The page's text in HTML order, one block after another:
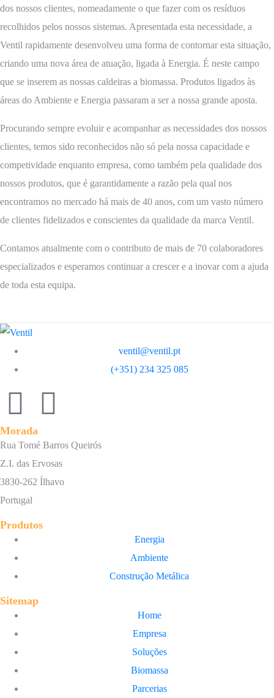
dos nossos clientes, nomeadamente o que fazer com os resíduos
recolhidos pelos nossos sistemas. Apresentada esta necessidade, a
Ventil rapidamente desenvolveu uma forma de contornar esta situação,
criando uma nova área de atuação, ligada à Energia. É neste campo
que se inserem as nossas caldeiras a biomassa. Produtos ligados às
áreas do Ambiente e Energia passaram a ser a nossa grande aposta.
Procurando sempre evoluir e acompanhar as necessidades dos nossos
clientes, temos sido reconhecidos não só pela nossa capacidade e
competividade enquanto empresa, como também pela qualidade dos
nossos produtos, que é garantidamente a razão pela qual nos
encontramos no mercado há mais de 40 anos, com um vasto número
de clientes fidelizados e conscientes da qualidade da marca Ventil.
Contamos atualmente com o contributo de mais de 70 colaboradores
especializados e esperamos continuar a crescer e a inovar com a ajuda
de toda esta equipa.
ventil@ventil.pt
(+351) 234 325 085
Morada
Rua Tomé Barros Queirós
Z.I. das Ervosas
3830-262 Ílhavo
Portugal
Produtos
Energia
Ambiente
Construção Metálica
Sitemap
Home
Empresa
Soluções
Biomassa
Parcerias